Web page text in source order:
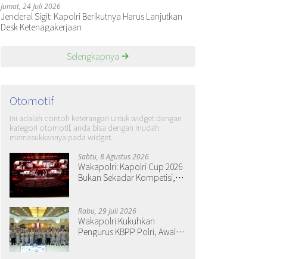
Jumat, 24 Juli 2026
Jenderal Sigit: Kapolri Berikutnya Harus Lanjutkan
Desk Ketenagakerjaan
Selengkapnya
Otomotif
Ini adalah contoh keterangan untuk widget dengan
kategori otomotif, anda bisa dengan mudah
memasukkannya pada widget.
Sabtu, 8 Agustus 2026
Wakapolri: Kapolri Cup 2026
Bukan Sekadar Kompetisi,
Rabu, 29 Juli 2026
Wakapolri Kukuhkan
Pengurus KBPP Polri, Awali